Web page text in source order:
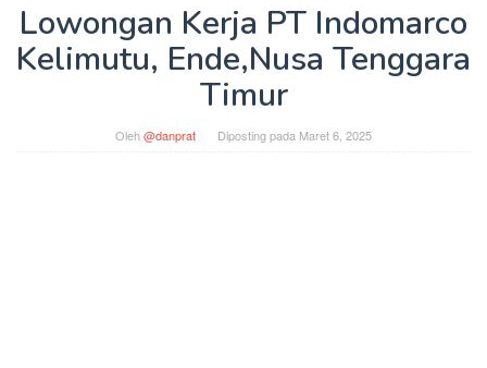
Lowongan Kerja PT Indomarco
Kelimutu, Ende,Nusa Tenggara
Timur
Oleh@danprat Diposting pada Maret 6, 2025